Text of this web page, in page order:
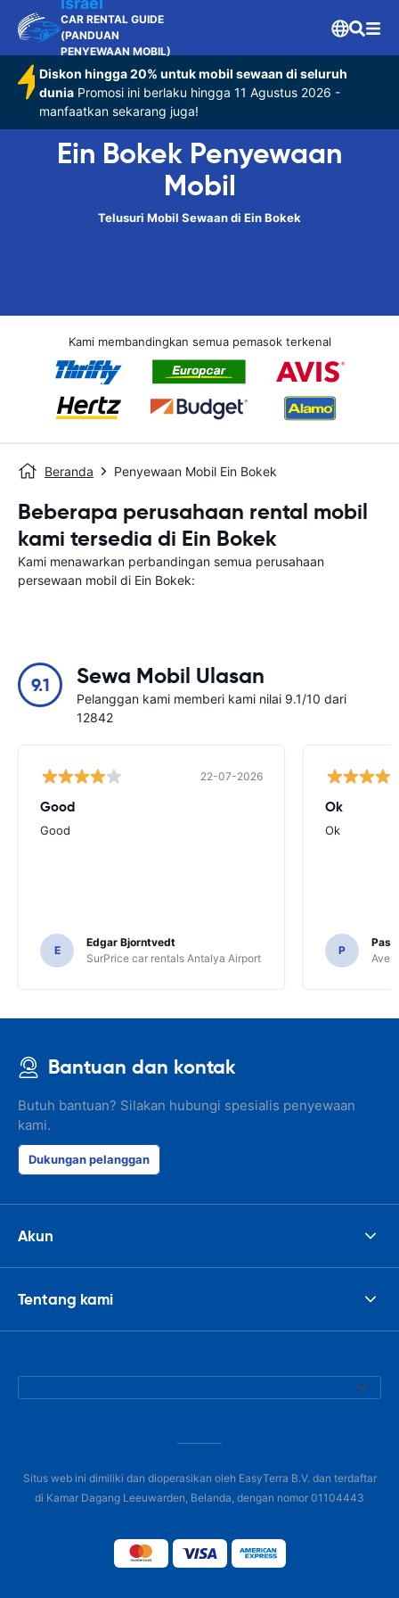
CAR RENTAL GUIDE
(PANDUAN
PENYEWAAN MOBIL)
Diskon hingga 20% untuk mobil sewaan di seluruh
dunia Promosi ini berlaku hingga 11 Agustus 2026 -
manfaatkan sekarang juga!
Ein Bokek Penyewaan
Mobil
Telusuri Mobil Sewaan di Ein Bokek
Kami membandingkan semua pemasok terkenal
Beranda Penyewaan Mobil Ein Bokek
Beberapa perusahaan rental mobil
kami tersedia di Ein Bokek
Kami menawarkan perbandingan semua perusahaan
persewaan mobil di Ein Bokek:
9.1 Sewa Mobil Ulasan
Pelanggan kami memberi kami nilai 9.1/10 dari
12842
22-07-2026
Good
Good
E
Edgar Bjorntvedt
SurPrice car rentals Antalya Airport
Ok
Ok
P
Avec
Bantuan dan kontak
Butuh bantuan? Silakan hubungi spesialis penyewaan
kami.
Dukungan pelanggan
Akun
Tentang kami
Situs web ini dimiliki dan dioperasikan oleh EasyTerra B.V. dan terdaftar
di Kamar Dagang Leeuwarden, Belanda, dengan nomor 01104443